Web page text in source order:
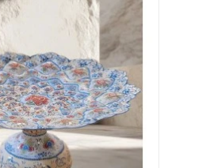
1- هر چه طرح اجرایی با ظرافت بیشتری همراه
بیشتری در کار حکاکی پرداخته باشد، ارزش
2- استفاده از طرح‌ها و نقوش جدید و
صورت و نگارگری در کار، به کار حاکی
4- اجرای دقیق طرح و نقش در فضای کاری
اهمیت زیادی برخوردار است.